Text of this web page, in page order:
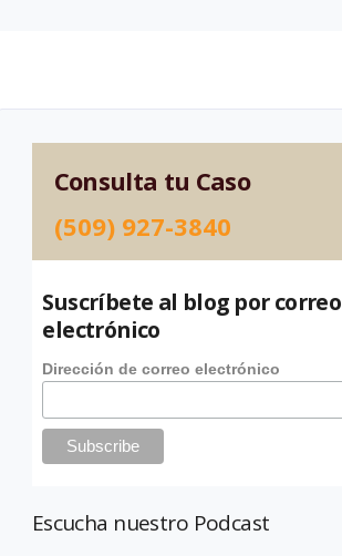
Consulta tu Caso
(509) 927-3840
Suscríbete al blog por correo
electrónico
Dirección de correo electrónico
Escucha nuestro Podcast